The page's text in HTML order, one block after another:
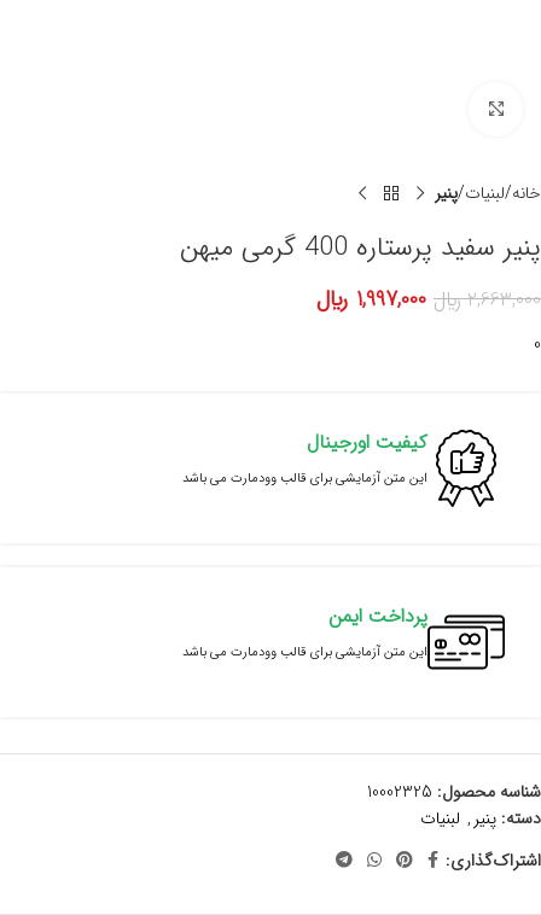
خانه لبنیات پنیر
پنیر سفید پرستاره 400 گرمی میهن
2,663,000﷼ 1,997,000 ﷼
0
کیفیت اورجینال
این متن آزمایشی برای قالب وودمارت می باشد
پرداخت ایمن
این متن آزمایشی برای قالب وودمارت می باشد
شناسه محصول: 10002325
دسته: پنیر , لبنیات
اشتراک‌گذاری: